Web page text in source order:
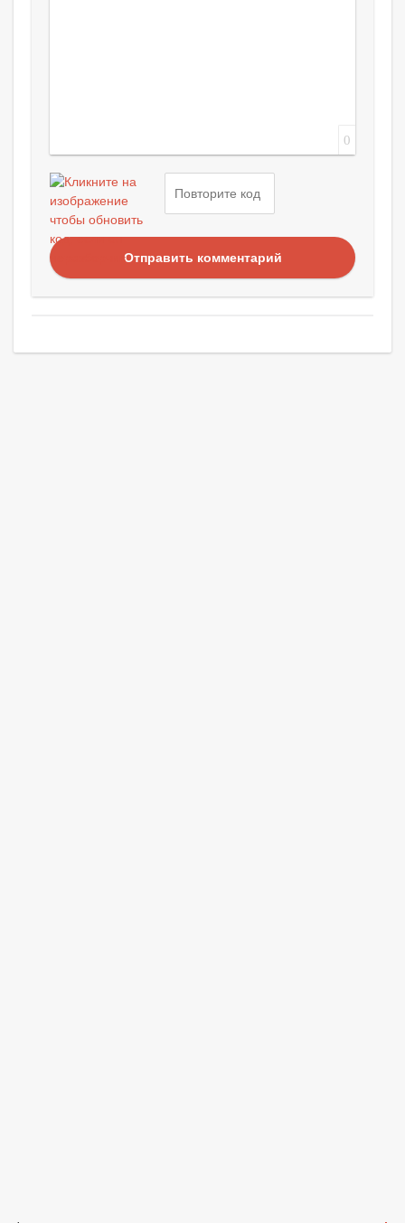
0
Отправить комментарий